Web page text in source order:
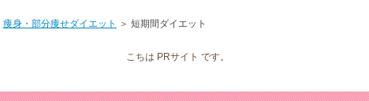
痩身・部分痩せダイエット ＞ 短期間ダイエット
こちは PRサイト です。